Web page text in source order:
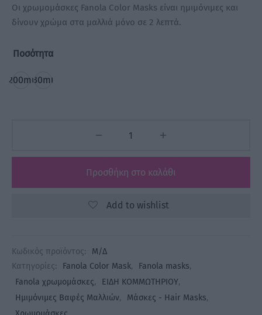
14,00 €
Οι χρωμομάσκες Fanola Color Masks είναι ημιμόνιμες και
δίνουν χρώμα στα μαλλιά μόνο σε 2 λεπτά.
Ποσότητα
200ml30ml
Προσθήκη στο καλάθι
Add to wishlist
Κωδικός προϊόντος:
Μ/Δ
Κατηγορίες:
Fanola Color Mask, Fanola masks,
Fanola χρωμομάσκες, ΕΙΔΗ ΚΟΜΜΩΤΗΡΙΟΥ,
Ημιμόνιμες Βαφές Μαλλιών, Μάσκες - Hair Masks,